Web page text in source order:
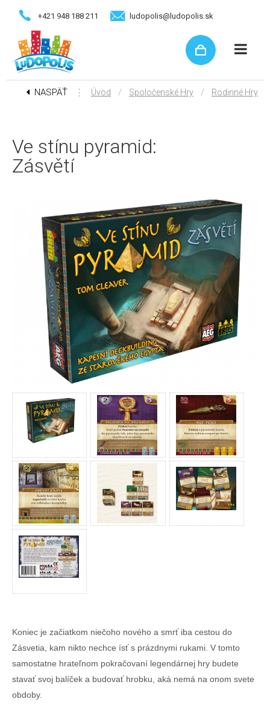
+421 948 188 211 ludopolis@ludopolis.sk
NASPÄŤ ⋮ Úvod / Spoločenské Hry / Rodinné Hry
Ve stínu pyramid:
Zásvětí
Koniec je začiatkom niečoho nového a smrť iba cestou do
Zásvetia, kam nikto nechce ísť s prázdnymi rukami. V tomto
samostatne hrateľnom pokračovaní legendárnej hry budete
stavať svoj balíček a budovať hrobku, aká nemá na onom svete
obdoby.